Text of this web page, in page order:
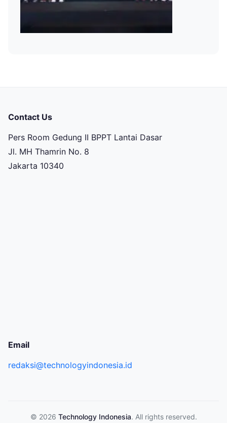
Contact Us
Pers Room Gedung II BPPT Lantai Dasar
Jl. MH Thamrin No. 8
Jakarta 10340
Email
redaksi@technologyindonesia.id
© 2026 Technology Indonesia. All rights reserved.